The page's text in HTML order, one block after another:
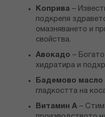
Коприва –
подкрепя
омазняването и
свойства.
Авокадо –
хидратира и
Бадемово масло
гладкостта на
Витамин A –